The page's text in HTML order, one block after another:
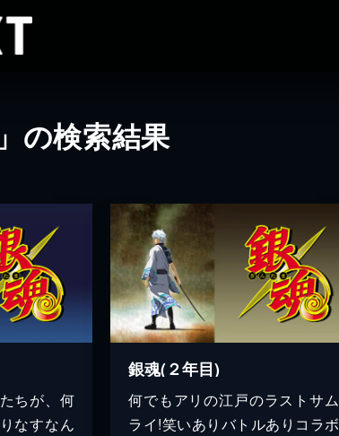
の検索結果
ちが、何
なすなん
銀魂(２年目)
何でもアリの江戸のラストサム
ライ!笑いありバトルありコラボ